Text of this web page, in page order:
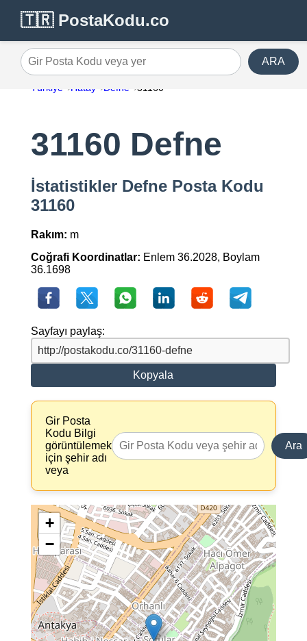
🇹🇷 PostaKodu.co
Gir Posta Kodu veya yer ARA
Türkiye Hatay Defne 31160
31160 Defne
İstatistikler Defne Posta Kodu
31160
Rakım: m
Coğrafi Koordinatlar: Enlem 36.2028, Boylam
36.1698
Sayfayı paylaş:
Kopyala
Gir Posta
Kodu Bilgi
görüntülemek
için şehir adı
veya
Ara
+
−